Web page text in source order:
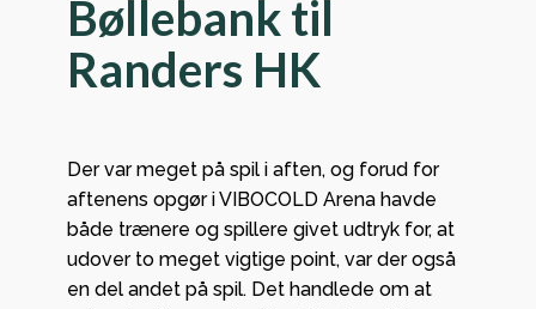
Bøllebank til
Randers HK
Der var meget på spil i aften, og forud for
aftenens opgør i VIBOCOLD Arena havde
både trænere og spillere givet udtryk for, at
udover to meget vigtige point, var der også
en del andet på spil. Det handlede om at